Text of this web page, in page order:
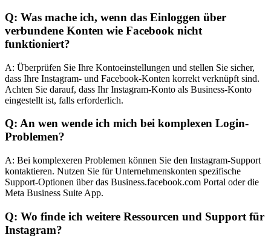
Q: Was mache ich, wenn das Einloggen über
verbundene Konten wie Facebook nicht
funktioniert?
A: Überprüfen Sie Ihre Kontoeinstellungen und stellen Sie sicher,
dass Ihre Instagram- und Facebook-Konten korrekt verknüpft sind.
Achten Sie darauf, dass Ihr Instagram-Konto als Business-Konto
eingestellt ist, falls erforderlich.
Q: An wen wende ich mich bei komplexen Login-
Problemen?
A: Bei komplexeren Problemen können Sie den Instagram-Support
kontaktieren. Nutzen Sie für Unternehmenskonten spezifische
Support-Optionen über das Business.facebook.com Portal oder die
Meta Business Suite App.
Q: Wo finde ich weitere Ressourcen und Support für
Instagram?